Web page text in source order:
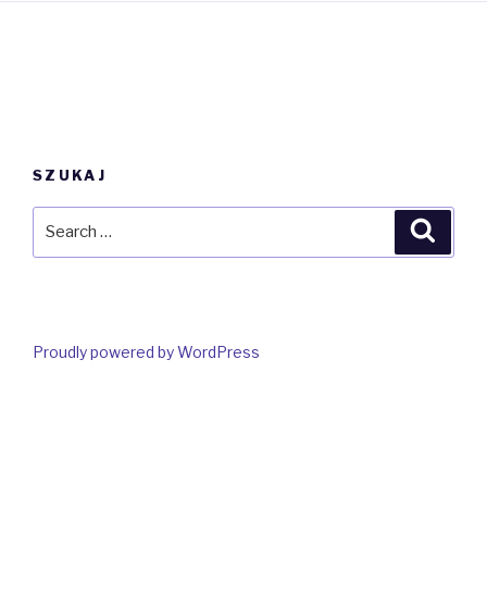
SZUKAJ
Proudly powered by WordPress